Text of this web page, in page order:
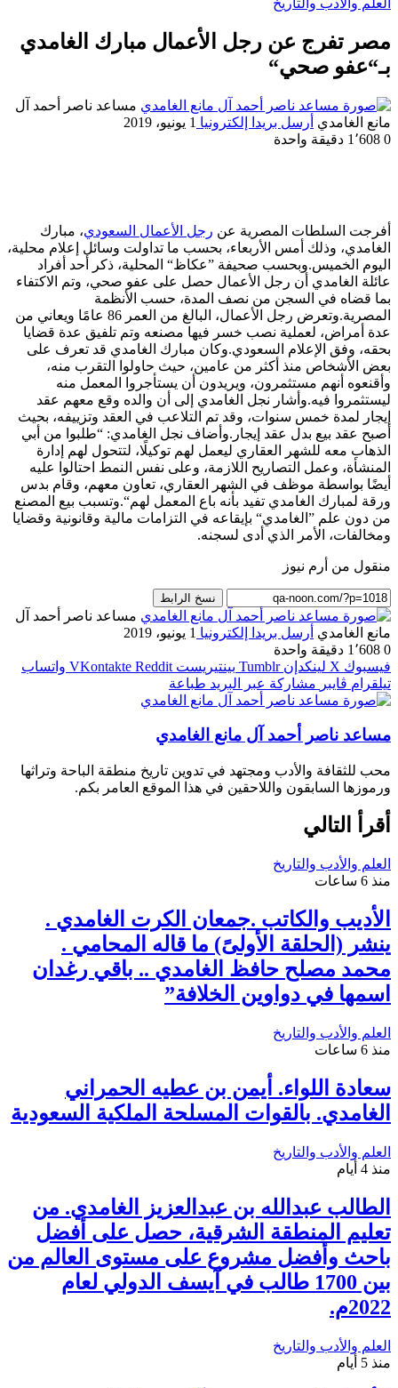
العلم والأدب والتاريخ
مصر تفرج عن رجل الأعمال مبارك الغامدي
بـ“عفو صحي“
مساعد ناصر أحمد آل
مانع الغامدي أرسل بريدا إلكترونيا 1 يونيو، 2019
0
دقيقة واحدة
أفرجت السلطات المصرية عن رجل الأعمال السعودي، مبارك
الغامدي، وذلك أمس الأربعاء، بحسب ما تداولت وسائل إعلام محلية،
اليوم الخميس.وبحسب صحيفة ”عكاظ“ المحلية، ذكر أحد أفراد
عائلة الغامدي أن رجل الأعمال حصل على عفو صحي، وتم الاكتفاء
بما قضاه في السجن من نصف المدة، حسب الأنظمة
المصرية.وتعرض رجل الأعمال، البالغ من العمر 86 عامًا ويعاني من
عدة أمراض، لعملية نصب خسر فيها مصنعه وتم تلفيق عدة قضايا
بحقه، وفق الإعلام السعودي.وكان مبارك الغامدي قد تعرف على
بعض الأشخاص منذ أكثر من عامين، حيث حاولوا التقرب منه،
وأقنعوه أنهم مستثمرون، ويريدون أن يستأجروا المعمل منه
ليستثمروا فيه.وأشار نجل الغامدي إلى أن والده وقع معهم عقد
إيجار لمدة خمس سنوات، وقد تم التلاعب في العقد وتزييفه، بحيث
أصبح عقد بيع بدل عقد إيجار.وأضاف نجل الغامدي: “طلبوا من أبي
الذهاب معه للشهر العقاري ليعمل لهم توكيلًا، لتتحول لهم إدارة
المنشأة، وعمل التصاريح اللازمة، وعلى نفس النمط احتالوا عليه
أيضًا بواسطة موظف في الشهر العقاري، تعاون معهم، وقام بدس
ورقة لمبارك الغامدي تفيد بأنه باع المعمل لهم“.وتسبب بيع المصنع
من دون علم ”الغامدي“ بإيقاعه في التزامات مالية وقانونية وقضايا
ومخالفات، الأمر الذي أدى لسجنه.
منقول من أرم نيوز
نسخ الرابط
مساعد ناصر أحمد آل
مانع الغامدي أرسل بريدا إلكترونيا 1 يونيو، 2019
0
دقيقة واحدة
فيسبوك ‫X لينكدإن بينتيريست
واتساب
تيلقرام ڤايبر مشاركة عبر البريد طباعة
مساعد ناصر أحمد آل مانع الغامدي
محب للثقافة والأدب ومجتهد في تدوين تاريخ منطقة الباحة وتراثها
ورموزها السابقون واللاحقين في هذا الموقع العامر بكم.
أقرأ التالي
العلم والأدب والتاريخ
منذ 6 ساعات
الأديب والكاتب .جمعان الكرت الغامدي .
ينشر (الحلقة الأولىً) ما قاله المحامي .
محمد مصلح حافظ الغامدي .. باقي رغدان
اسمها في دواوين الخلافة”
العلم والأدب والتاريخ
منذ 6 ساعات
سعادة اللواء. أيمن بن عطيه الحمراني
الغامدي. بالقوات المسلحة الملكية السعودية
العلم والأدب والتاريخ
منذ 4 أيام
الطالب عبدالله بن عبدالعزيز الغامدي. من
تعليم المنطقة الشرقية، حصل على أفضل
باحث وأفضل مشروع على مستوى العالم من
بين 1700 طالب في آيسف الدولي لعام
2022م.
العلم والأدب والتاريخ
منذ 5 أيام